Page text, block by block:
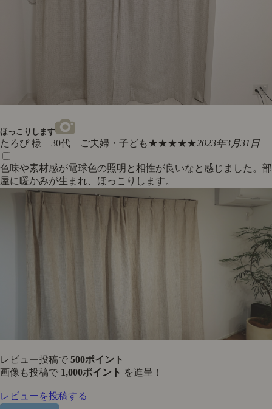
ほっこりします
たろぴ 様 30代 ご夫婦・子ども★★★★★2023年3月31日
色味や素材感が電球色の照明と相性が良いなと感じました。部
屋に暖かみが生まれ、ほっこりします。
レビュー投稿で 500ポイント
画像も投稿で 1,000ポイント を進呈！
レビューを投稿する